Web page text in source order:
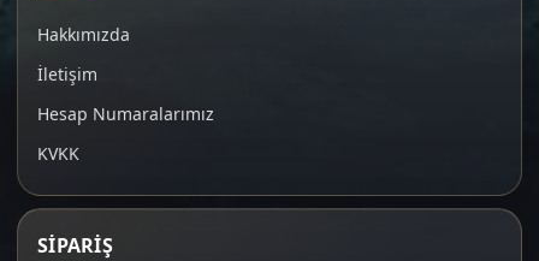
Hakkımızda
İletişim
Hesap Numaralarımız
KVKK
SİPARİŞ